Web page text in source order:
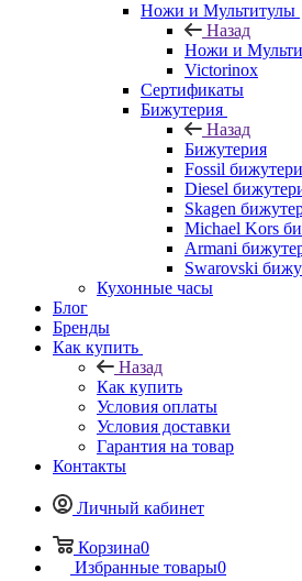
Ножи и Мультитулы
Назад
Ножи и
Victorinox
Сертификаты
Бижутерия
Назад
Бижутерия
Fossil
Diesel
Skagen
Michael Kors
Armani
Swarovski
Кухонные часы
Блог
Бренды
Как купить
Назад
Как купить
Условия оплаты
Условия доставки
Гарантия на товар
Контакты
Личный кабинет
Корзина0
Избранные товары0